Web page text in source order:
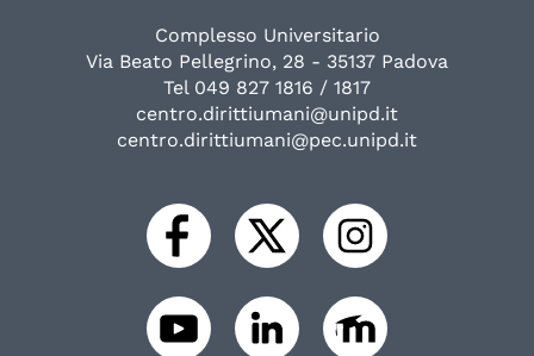
Complesso Universitario
Via Beato Pellegrino, 28 - 35137 Padova
Tel 049 827 1816 / 1817
centro.dirittiumani@unipd.it
centro.dirittiumani@pec.unipd.it